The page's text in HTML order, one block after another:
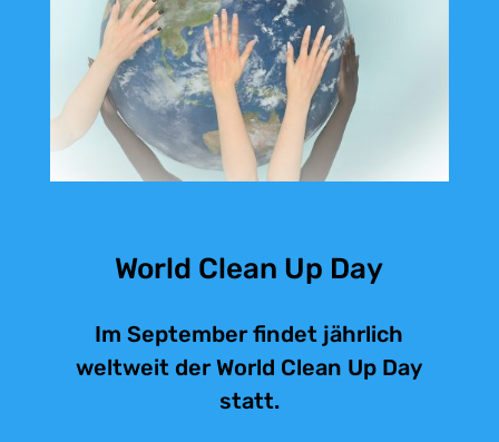
World Clean Up Day
Im September findet jährlich
weltweit der World Clean Up Day
statt.